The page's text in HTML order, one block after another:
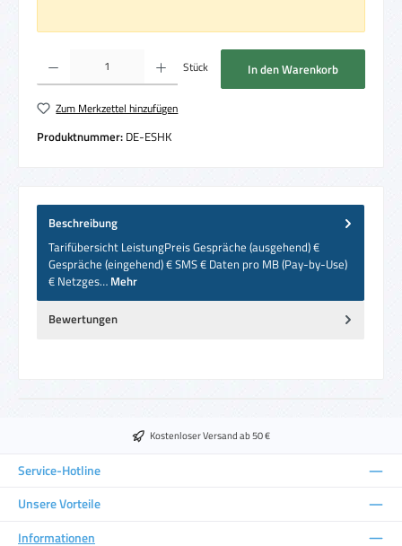
Produkt Anzahl: Gib den gewünschten Wert ein oder benutze die Schaltflächen um
Stück In den Warenkorb
Zum Merkzettel hinzufügen
Produktnummer: DE-ESHK
Beschreibung
Tarifübersicht LeistungPreis Gespräche (ausgehend) €
Gespräche (eingehend) € SMS € Daten pro MB (Pay-by-Use)
€ Netzges… Mehr
Bewertungen
Kostenloser Versand ab 50 €
Service-Hotline
Unsere Vorteile
Informationen